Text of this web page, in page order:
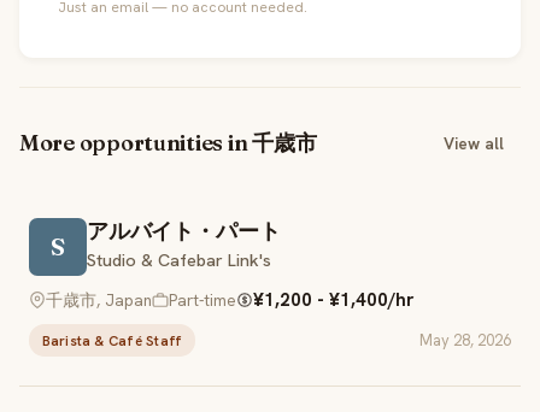
Just an email — no account needed.
More opportunities in 千歳市 View all
S
アルバイト・パート
Studio & Cafebar Link's
千歳市, Japan
Part-time ¥1,200 - ¥1,400/hr
Barista & Café Staff May 28, 2026